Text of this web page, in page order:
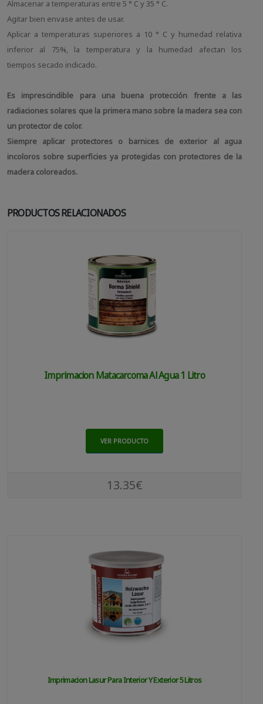
Almacenar a temperaturas entre 5 ° C y 35 ° C.
Agitar bien envase antes de usar.
Aplicar a temperaturas superiores a 10 ° C y humedad relativa
inferior al 75%, la temperatura y la humedad afectan los
tiempos secado indicado.
Es imprescindible para una buena protección frente a las
radiaciones solares que la primera mano sobre la madera sea con
un protector de color.
Siempre aplicar protectores o barnices de exterior al agua
incoloros sobre superficies ya protegidas con protectores de la
madera coloreados.
PRODUCTOS RELACIONADOS
Imprimacion Matacarcoma Al Agua 1 Litro
VER PRODUCTO
13.35€
Imprimacion Lasur Para Interior Y Exterior 5 Litros